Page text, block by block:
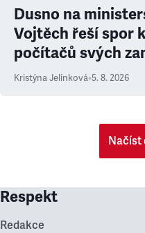
Dusno na
Vojtěch řeší spor
počítačů svých
Kristýna Jelínková•5. 8. 2026
Načíst
Respekt
Redakce